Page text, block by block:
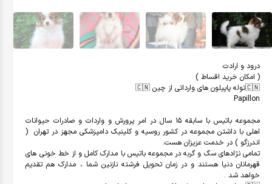
مجموعه باتيس با سابقه ١٥ سال در امر پرورش و واردات و صادرات حيوانات
اهلى با داشتن مجموعه در كشور روسيه و كلينيك دامپزشكى مجهز در تهران  (
تمامى نژادهاى سگ و گربه در مجموعه باتيس با مدارك كامل و از خط خونى هاى
قهرمانان دنيا هستند و در زمان تحويل فرشته نازنين شما ، مدارك هم تقديم